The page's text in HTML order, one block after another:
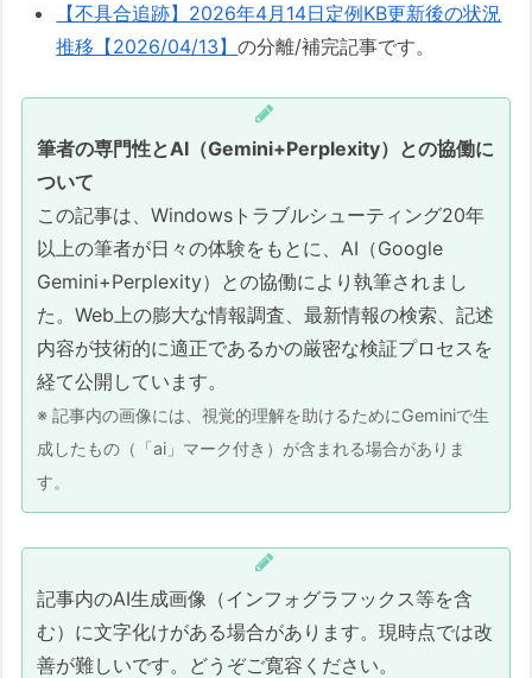
2. 【被災時】組織内での初動と
復旧優先順位
3. 【今後】KB更新に対する恒久
的予防策
2026/04/23 09:00時点
🚨 【最優先】「詰み」を回避するための
防衛線
🛠️ 初動：表示を「力技」で取り戻す
ための全手段
⚙️ 物理的な「こじ開け」：検証用パ
ーツと設定
🔄 回復ルート：画面を見ることがで
きる場合/見えた後の「外科手術」
ト）
初動として、とにかく最初に試してみてくださ
い（お願い）
便利さが仇となるか？「高速起動（Fast
Boot）」の罠
【不具合追跡】2026年4月14日定例KB更新後の状況
推移【2026/04/13】の分離/補完記事です。
筆者の専門性とAI（Gemini+Perplexity）との協働に
ついて
この記事は、Windowsトラブルシューティング20年
以上の筆者が日々の体験をもとに、AI（Google
Gemini+Perplexity）との協働により執筆されまし
た。Web上の膨大な情報調査、最新情報の検索、記述
内容が技術的に適正であるかの厳密な検証プロセスを
経て公開しています。
※ 記事内の画像には、視覚的理解を助けるためにGeminiで生
成したもの（「ai」マーク付き）が含まれる場合がありま
す。
記事内のAI生成画像（インフォグラフックス等を含
む）に文字化けがある場合があります。現時点では改
善が難しいです。どうぞご寛容ください。